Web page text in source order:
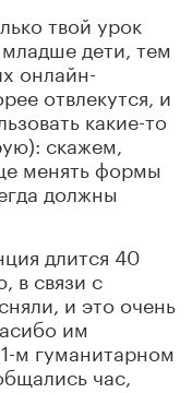
твой урок
дети, тем
онлайн-
отвлекутся, и
какие-то
скажем,
менять формы
должны
длится 40
в связи с
и это очень
им
м гуманитарном
час,